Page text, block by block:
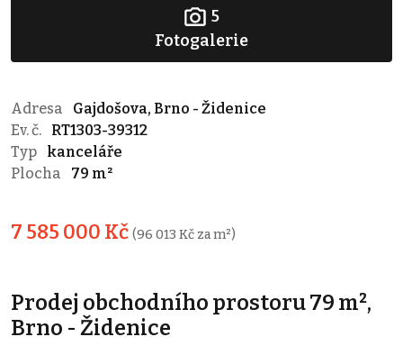
5
Fotogalerie
Adresa
Gajdošova, Brno - Židenice
Ev. č.
RT1303-39312
Typ
kanceláře
Plocha
79 m²
7 585 000 Kč (96 013 Kč za m²)
Prodej obchodního prostoru 79 m²,
Brno - Židenice